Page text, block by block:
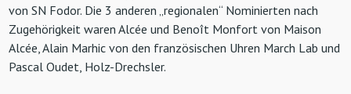
von SN Fodor. Die 3 anderen „regionalen“ Nominierten nach
Zugehörigkeit waren Alcée und Benoît Monfort von Maison
Alcée, Alain Marhic von den französischen Uhren March Lab und
Pascal Oudet, Holz-Drechsler.